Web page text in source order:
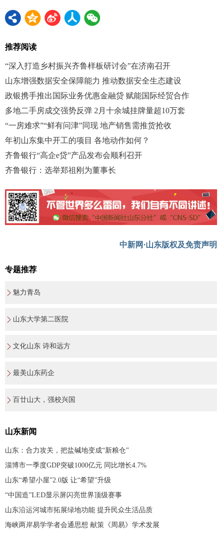
推荐阅读
“深入打造乡村振兴齐鲁样板研讨会”在济南召开
山东增强数据安全保障能力 推动数据安全生态建设
政银携手推出国际业务优惠金融贷 赋能国际经贸合作
多地二手房成交强势反弹 2月十余城挂牌量超10万套
“一房难求”“鲜有问津”同现 地产销售需推货抢收
年初山东集中开工的项目 各地动作如何？
齐鲁银行“高企e贷”产品发布会顺利召开
齐鲁银行：选举郑祖刚为董事长
中新网·山东版权及免责声明
专题推荐
魅力青岛
山东大学第二医院
文化山东 诗和远方
最美山东药企
百廿山大，强校兴国
山东新闻
山东：合力攻关，把盐碱地变成“新粮仓”
淄博市一季度GDP突破1000亿元 同比增长4.7%
山东“希望小屋”2.0版 让“希望”升级
“中国造”LED显示屏闪亮世界顶级赛事
山东沿运河城市拓展绿地功能 提升民众生活品质
海峡两岸易学学者会通思想 献策《周易》学术发展